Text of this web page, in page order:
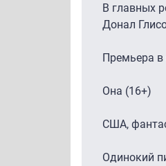
В главных
Донал
Премьера в
Она (16+)
США,
Одинокий